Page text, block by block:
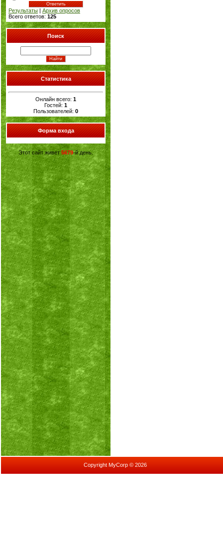
Результаты | Архив опросов
Всего ответов: 125
Поиск
Статистика
Онлайн всего: 1
Гостей: 1
Пользователей: 0
Форма входа
Этот сайт живет5679-й день.
Copyright MyCorp © 2026